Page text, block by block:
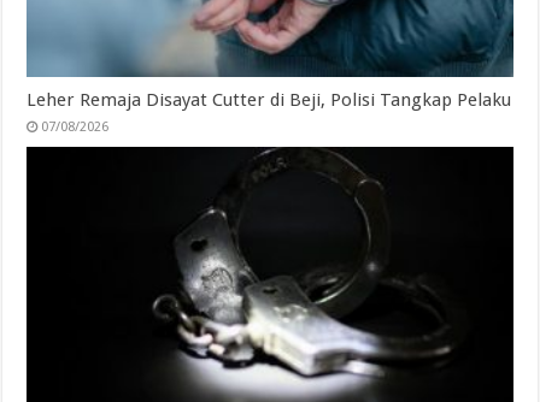
Leher Remaja Disayat Cutter di Beji, Polisi Tangkap Pelaku
07/08/2026